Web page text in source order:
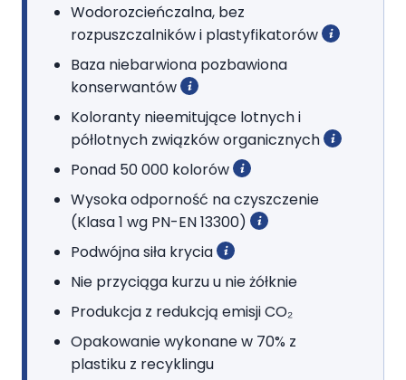
Podłoża jednolite kolorystycznie i
równomiernie chłonące:
rozcieńczania.
Podłoża kontrastowe lub nierównomiernie
chłonące:
powłoka podkładowa z farby rozcieńczonej do
5% wodą.
Wodorozcieńczalna, bez
rozpuszczalników i plastyfikatorów
Baza niebarwiona pozbawiona
konserwantów
Koloranty nieemitujące lotnych i
półlotnych związków organicznych
Ponad 50 000 kolorów
Wysoka odporność na czyszczenie
(Klasa 1 wg PN-EN 13300)
Podwójna siła krycia
Nie przyciąga kurzu u nie żółknie
Produkcja z redukcją emisji CO₂
Opakowanie wykonane w 70% z
plastiku z recyklingu